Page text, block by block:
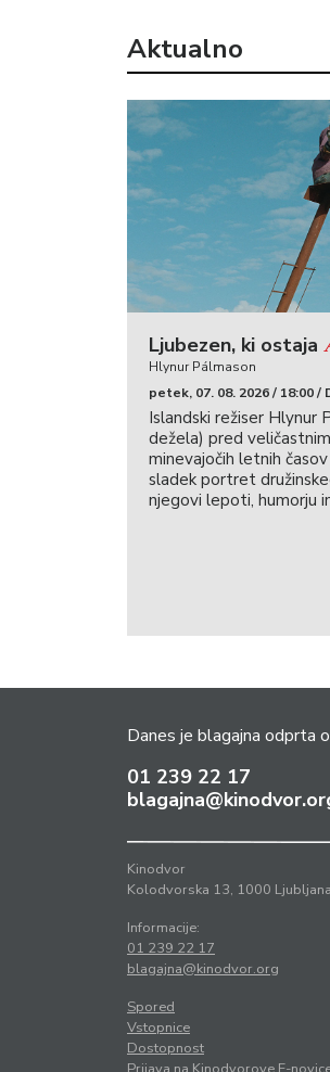
Aktualno
Ljubezen, ki ostaja
Hlynur Pálmason
petek, 07. 08. 2026 / 18:00 /
Islandski režiser Hlynur
dežela) pred
minevajočih letnih
sladek portret
njegovi lepoti, humorju
Danes je blagajna odprta
01 239 22 17
Kinodvor
Kolodvorska 13, 1000 Ljubljana
Informacije:
01 239 22 17
blagajna@kinodvor.org
Spored
Vstopnice
Dostopnost